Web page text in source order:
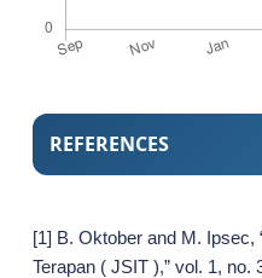
REFERENCES
[1] B. Oktober and M. Ipsec,
Terapan ( JSIT ),” vol. 1, no.